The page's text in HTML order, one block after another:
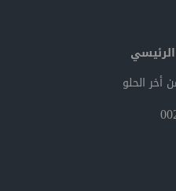
أخر الحلو